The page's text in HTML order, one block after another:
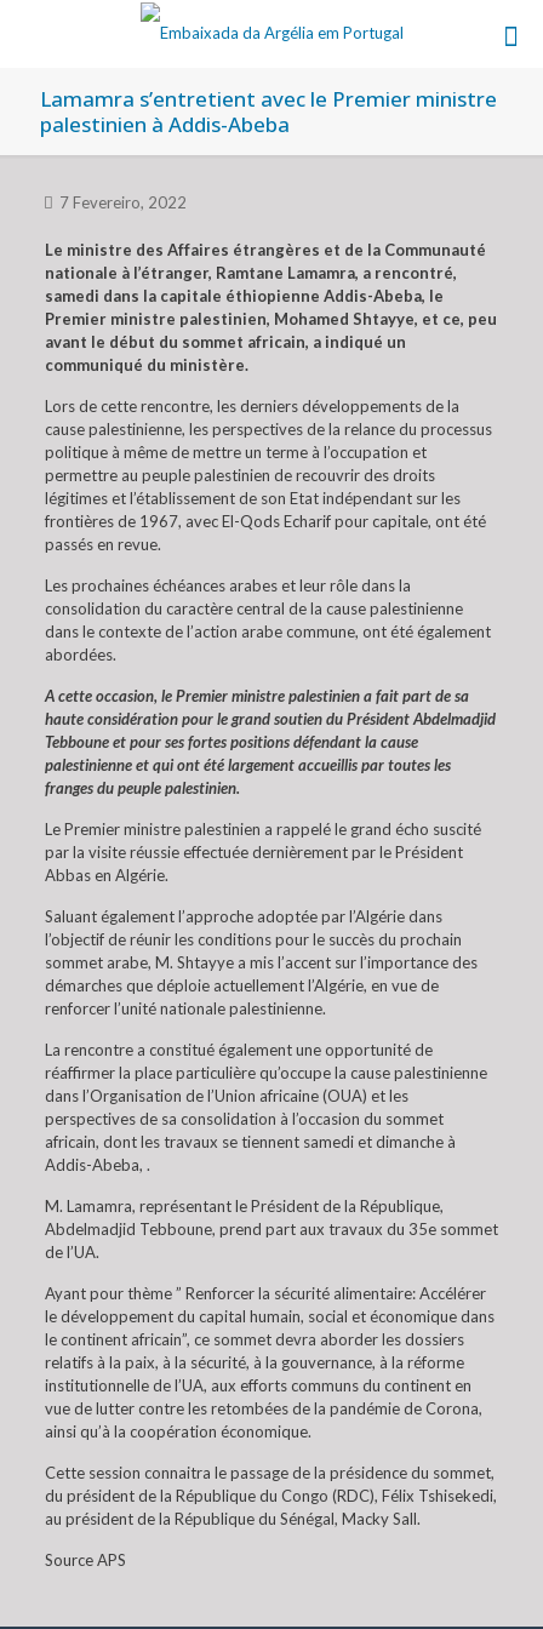
Lamamra s’entretient avec le Premier ministre
palestinien à Addis-Abeba
7 Fevereiro, 2022
Le ministre des Affaires étrangères et de la Communauté
nationale à l’étranger, Ramtane Lamamra, a rencontré,
samedi dans la capitale éthiopienne Addis-Abeba, le
Premier ministre palestinien, Mohamed Shtayye, et ce, peu
avant le début du sommet africain, a indiqué un
communiqué du ministère.
Lors de cette rencontre, les derniers développements de la
cause palestinienne, les perspectives de la relance du processus
politique à même de mettre un terme à l’occupation et
permettre au peuple palestinien de recouvrir des droits
légitimes et l’établissement de son Etat indépendant sur les
frontières de 1967, avec El-Qods Echarif pour capitale, ont été
passés en revue.
Les prochaines échéances arabes et leur rôle dans la
consolidation du caractère central de la cause palestinienne
dans le contexte de l’action arabe commune, ont été également
abordées.
A cette occasion, le Premier ministre palestinien a fait part de sa
haute considération pour le grand soutien du Président Abdelmadjid
Tebboune et pour ses fortes positions défendant la cause
palestinienne et qui ont été largement accueillis par toutes les
franges du peuple palestinien.
Le Premier ministre palestinien a rappelé le grand écho suscité
par la visite réussie effectuée dernièrement par le Président
Abbas en Algérie.
Saluant également l’approche adoptée par l’Algérie dans
l’objectif de réunir les conditions pour le succès du prochain
sommet arabe, M. Shtayye a mis l’accent sur l’importance des
démarches que déploie actuellement l’Algérie, en vue de
renforcer l’unité nationale palestinienne.
La rencontre a constitué également une opportunité de
réaffirmer la place particulière qu’occupe la cause palestinienne
dans l’Organisation de l’Union africaine (OUA) et les
perspectives de sa consolidation à l’occasion du sommet
africain, dont les travaux se tiennent samedi et dimanche à
Addis-Abeba, .
M. Lamamra, représentant le Président de la République,
Abdelmadjid Tebboune, prend part aux travaux du 35e sommet
de l’UA.
Ayant pour thème ” Renforcer la sécurité alimentaire: Accélérer
le développement du capital humain, social et économique dans
le continent africain”, ce sommet devra aborder les dossiers
relatifs à la paix, à la sécurité, à la gouvernance, à la réforme
institutionnelle de l’UA, aux efforts communs du continent en
vue de lutter contre les retombées de la pandémie de Corona,
ainsi qu’à la coopération économique.
Cette session connaitra le passage de la présidence du sommet,
du président de la République du Congo (RDC), Félix Tshisekedi,
au président de la République du Sénégal, Macky Sall.
Source APS